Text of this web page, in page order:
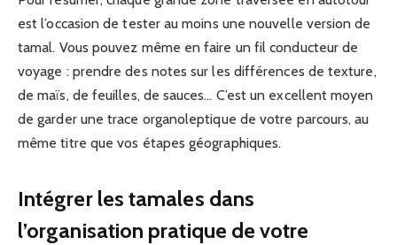
est l’occasion de tester au moins une nouvelle version de
tamal. Vous pouvez même en faire un fil conducteur de
voyage : prendre des notes sur les différences de texture,
de maïs, de feuilles, de sauces… C’est un excellent moyen
de garder une trace organoleptique de votre parcours, au
même titre que vos étapes géographiques.
Intégrer les tamales dans
l’organisation pratique de votre